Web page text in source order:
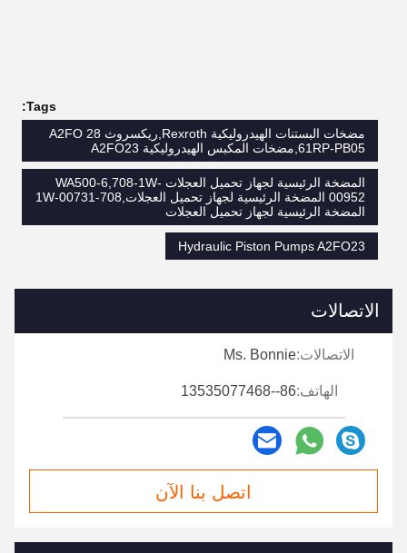
Tags:
مضخات البستنات الهيدروليكية Rexroth,ريكسروث A2FO 28
61RP-PB05,مضخات المكبس الهيدروليكية A2FO23
المضخة الرئيسية لجهاز تحميل العجلات WA500-6,708-1W-
00952 المضخة الرئيسية لجهاز تحميل العجلات,708-1W-00731
المضخة الرئيسية لجهاز تحميل العجلات
Hydraulic Piston Pumps A2FO23
الاتصالات
الاتصالات:Ms. Bonnie
الهاتف:86--13535077468
اتصل بنا الآن